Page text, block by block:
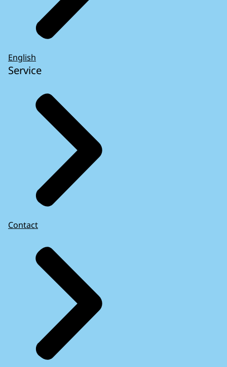
English
Service
Contact